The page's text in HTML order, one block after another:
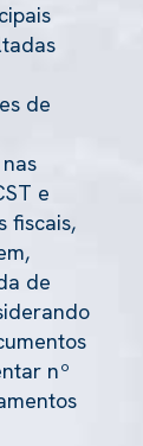
de
e
fiscais,
de
nº